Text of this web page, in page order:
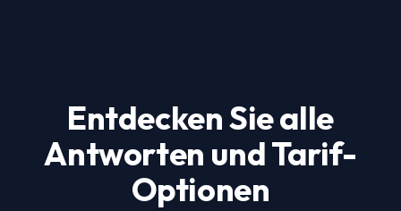
Entdecken Sie alle
Antworten und Tarif-
Optionen